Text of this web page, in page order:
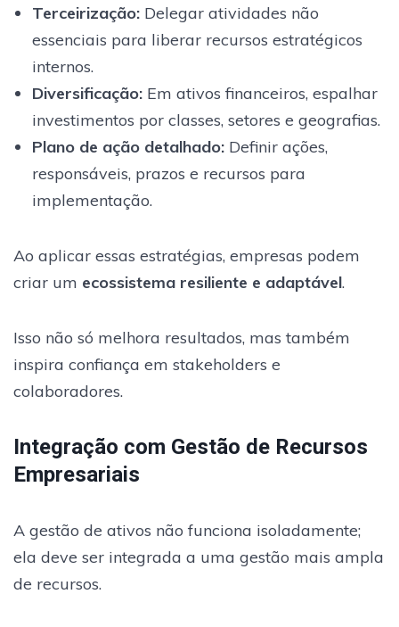
Terceirização:Delegar atividades não
essenciais para liberar recursos estratégicos
internos.
Diversificação:Em ativos financeiros, espalhar
investimentos por classes, setores e geografias.
Plano de ação detalhado:Definir ações,
responsáveis, prazos e recursos para
implementação.
Ao aplicar essas estratégias, empresas podem
criar um ecossistema resiliente e adaptável.
Isso não só melhora resultados, mas também
inspira confiança em stakeholders e
colaboradores.
Integração com Gestão de Recursos
Empresariais
A gestão de ativos não funciona isoladamente;
ela deve ser integrada a uma gestão mais ampla
de recursos.